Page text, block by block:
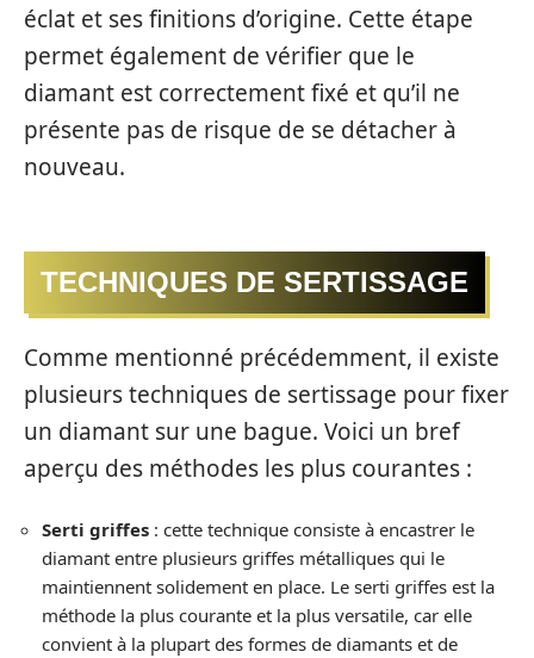
éclat et ses finitions d’origine. Cette étape
permet également de vérifier que le
diamant est correctement fixé et qu’il ne
présente pas de risque de se détacher à
nouveau.
TECHNIQUES DE SERTISSAGE
Comme mentionné précédemment, il existe
plusieurs techniques de sertissage pour fixer
un diamant sur une bague. Voici un bref
aperçu des méthodes les plus courantes :
Serti griffes : cette technique consiste à encastrer le
diamant entre plusieurs griffes métalliques qui le
maintiennent solidement en place. Le serti griffes est la
méthode la plus courante et la plus versatile, car elle
convient à la plupart des formes de diamants et de